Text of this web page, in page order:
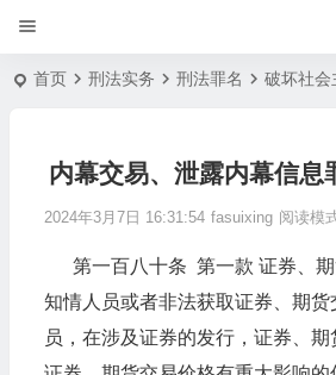
首页 刑法实务 刑法罪名 破坏社会
内幕交易、泄露内幕信息
2024年3月7日 16:31:54 fasuixing 阅读模
第一百八十条 第一款 证券、期
知情人员或者非法获取证券、期货
员，在涉及证券的发行，证券、